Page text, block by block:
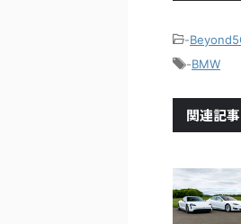
-
-BMW
関連記事